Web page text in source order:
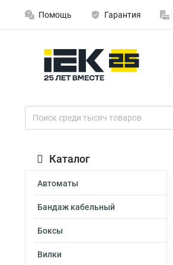
Помощь Гарантия
Каталог
Автоматы
Бандаж кабельный
Боксы
Вилки